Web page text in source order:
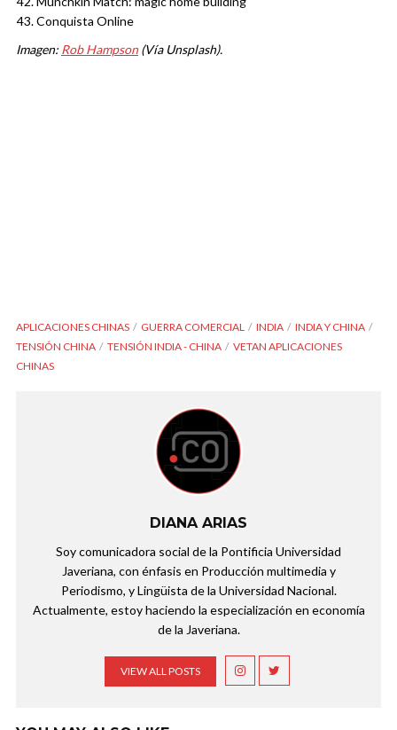
Conquista Online
Imagen: Rob Hampson(Vía Unsplash).
APLICACIONES CHINAS GUERRA COMERCIAL INDIA
INDIA Y CHINA
TENSIÓN CHINA
TENSIÓN INDIA - CHINA
VETAN APLICACIONES
CHINAS
DIANA ARIAS
Soy comunicadora social de la Pontificia Universidad
Javeriana, con énfasis en Producción multimedia y
Periodismo, y Lingüista de la Universidad Nacional.
Actualmente, estoy haciendo la especialización en economía
de la Javeriana.
VIEW ALL POSTS